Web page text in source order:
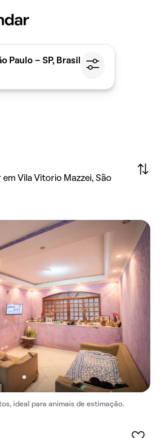
Paulo - SP, Brasil
Vila Vitorio Mazzei, São
ideal para animais de estimação.